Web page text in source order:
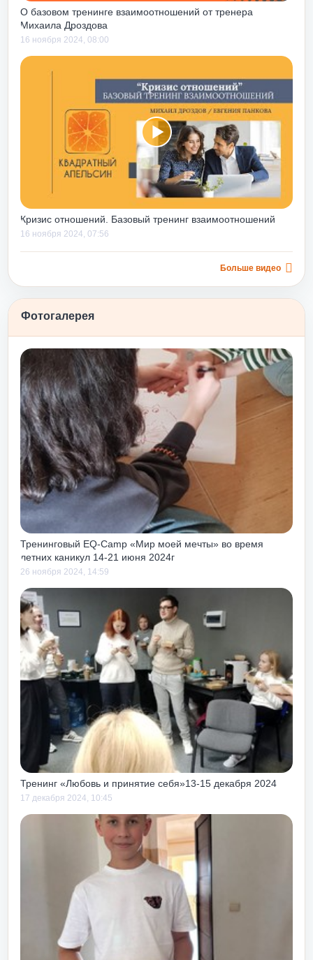
стал для меня,
В легкой,
с
рассказано
действий в
руководства.
со
ошибки, еще
в будущем.
только строить
уровня, дает
их
еще и потому,
после
и принятию
и принятие
для
или после
как чуть с
тоже учит
своих, так и
тебе.
получать
и работы!
О базовом тренинге взаимоотношений от тренера
Михаила Дроздова
16 ноября 2024, 08:00
Кризис отношений. Базовый тренинг взаимоотношений
16 ноября 2024, 07:56
Больше видео
Фотогалерея
Тренинговый EQ-Camp «Мир моей мечты» во время
летних каникул 14-21 июня 2024г
26 ноября 2024, 14:59
Тренинг «Любовь и принятие себя»13-15 декабря 2024
17 декабря 2024, 10:45